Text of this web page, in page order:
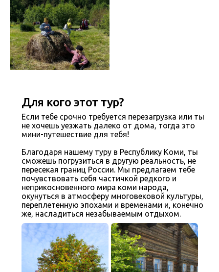
Для кого этот тур?
Если тебе срочно требуется перезагрузка или ты
не хочешь уезжать далеко от дома, тогда это
мини-путешествие для тебя!
Благодаря нашему туру в Республику Коми, ты
сможешь погрузиться в другую реальность, не
пересекая границ России. Мы предлагаем тебе
почувствовать себя частичкой редкого и
неприкосновенного мира коми народа,
окунуться в атмосферу многовековой культуры,
переплетенную эпохами и временами и, конечно
же, насладиться незабываемым отдыхом.